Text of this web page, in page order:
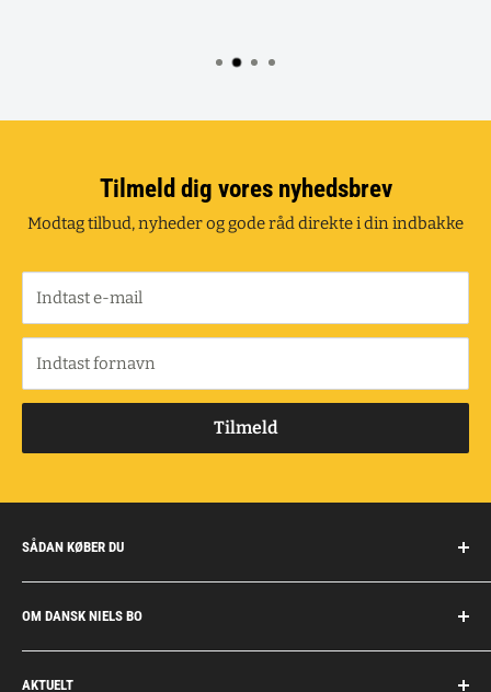
Tilmeld dig vores nyhedsbrev
Modtag tilbud, nyheder og gode råd direkte i din indbakke
Indtast e-mail
Indtast fornavn
Tilmeld
SÅDAN KØBER DU
Handelsbetingelser
Fragt og retur
Privatkunder/erhverv
OM DANSK NIELS BO
Om Dansk Niels Bo
AKTUELT